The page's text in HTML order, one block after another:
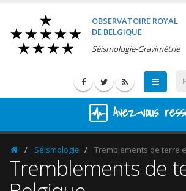
OBSERVATOIRE ROYAL
DE BELGIQUE
Séismologie-Gravimétrie
Avez-vous
HomepageSéismologie Tremblements de terre
Tremblements de